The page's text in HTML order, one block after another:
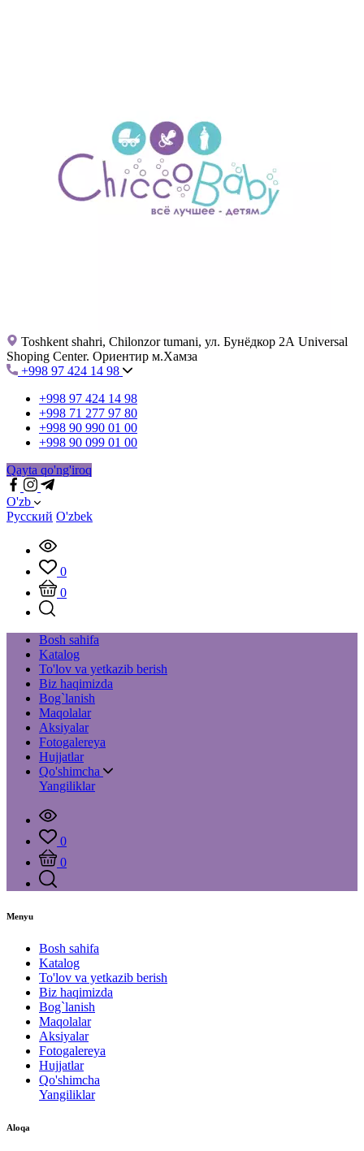
Toshkent shahri, Chilonzor tumani, ул. Бунёдкор 2А Universal
Shoping Center. Ориентир м.Хамза
+998 97 424 14 98
+998 97 424 14 98
+998 71 277 97 80
+998 90 990 01 00
+998 90 099 01 00
Qayta qo'ng'iroq
O'zb
Русский O'zbek
0
0
Bosh sahifa
Katalog
To'lov va yetkazib berish
Biz haqimizda
Bog`lanish
Maqolalar
Aksiyalar
Fotogalereya
Hujjatlar
Qo'shimcha
Yangiliklar
0
0
Menyu
Bosh sahifa
Katalog
To'lov va yetkazib berish
Biz haqimizda
Bog`lanish
Maqolalar
Aksiyalar
Fotogalereya
Hujjatlar
Qo'shimcha
Yangiliklar
Aloqa